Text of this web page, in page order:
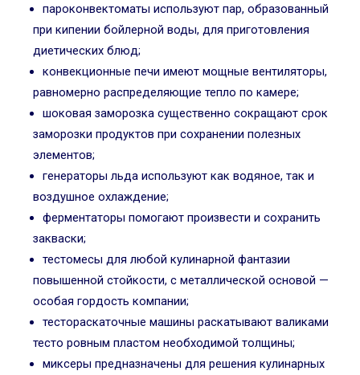
пароконвектоматы используют пар, образованный
при кипении бойлерной воды, для приготовления
диетических блюд;
конвекционные печи имеют мощные вентиляторы,
равномерно распределяющие тепло по камере;
шоковая заморозка существенно сокращают срок
заморозки продуктов при сохранении полезных
элементов;
генераторы льда используют как водяное, так и
воздушное охлаждение;
ферментаторы помогают произвести и сохранить
закваски;
тестомесы для любой кулинарной фантазии
повышенной стойкости, с металлической основой —
особая гордость компании;
тестораскаточные машины раскатывают валиками
тесто ровным пластом необходимой толщины;
миксеры предназначены для решения кулинарных